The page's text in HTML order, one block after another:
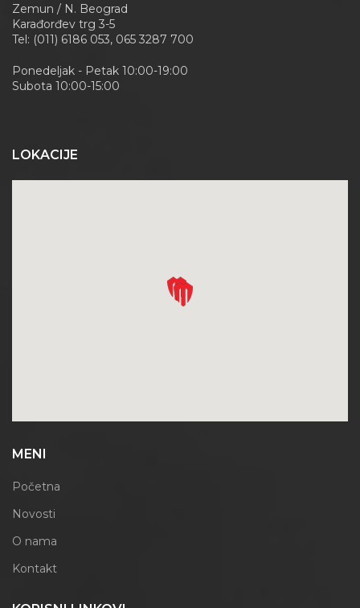
Zemun / N. Beograd
Karađorđev trg 3-5
Tel: (011) 6186 053, 065 3287 700
Ponedeljak - Petak 10:00-19:00
Subota 10:00-15:00
LOKACIJE
MENI
Početna
Novosti
O nama
Kontakt